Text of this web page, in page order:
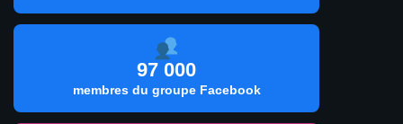
97 000
membres du groupe Facebook